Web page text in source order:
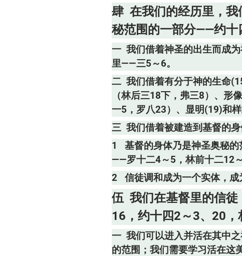
肆 在我们的经历里，我
秘范围的一部分——约十
一 我们借着神圣的出生而成
里——三5～6。
二 我们借着有分于神的生命
（林后三18下，弗三8）、形
一5，罗八23）、显明(19)和
三 我们借着被建造到基督的
1 基督的身体乃是神圣奥秘的
——罗十二4～5，林前十二12
2 信徒调和成为一个实体，成
伍 我们在基督里的信
16，约十四2～3、20
一 我们可以进入并活在其中
的范围；我们需要学习活在这